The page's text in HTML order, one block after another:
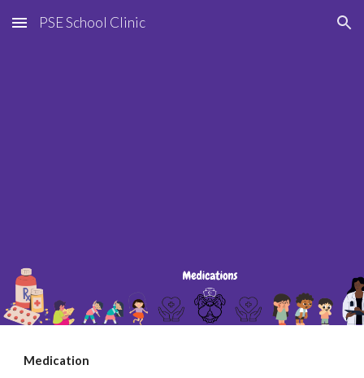
Skip to main content Skip to navigation
PSE School Clinic
Medication